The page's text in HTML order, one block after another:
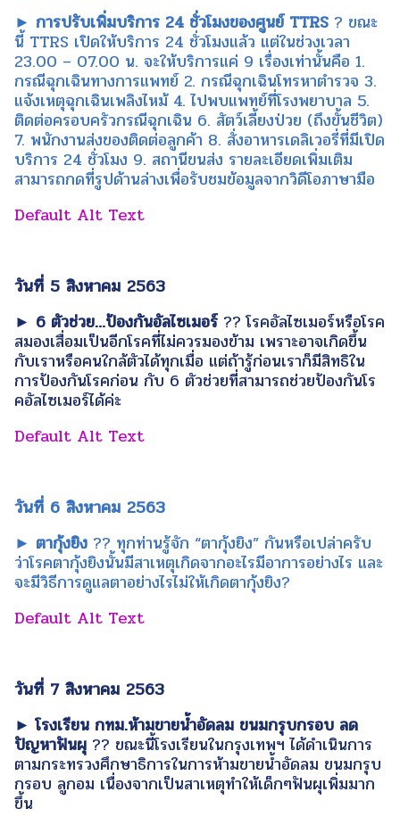
► การปรับเพิ่มบริการ 24 ชั่วโมงของศูนย์ TTRS ? ขณะ
นี้ TTRS เปิดให้บริการ 24 ชั่วโมงแล้ว แต่ในช่วงเวลา
23.00 – 07.00 น. จะให้บริการแค่ 9 เรื่องเท่านั้นคือ 1.
กรณีฉุกเฉินทางการแพทย์ 2. กรณีฉุกเฉินโทรหาตำรวจ 3.
แจ้งเหตุฉุกเฉินเพลิงไหม้ 4. ไปพบแพทย์ที่โรงพยาบาล 5.
ติดต่อครอบครัวกรณีฉุกเฉิน 6. สัตว์เลี้ยงป่วย (ถึงขั้นชีวิต)
7. พนักงานส่งของติดต่อลูกค้า 8. สั่งอาหารเดลิเวอรี่ที่มีเปิด
บริการ 24 ชั่วโมง 9. สถานีขนส่ง รายละเอียดเพิ่มเติม
สามารถกดที่รูปด้านล่างเพื่อรับชมข้อมูลจากวิดีโอภาษามือ
วันที่ 5 สิงหาคม 2563
► 6 ตัวช่วย…ป้องกันอัลไซเมอร์ ?? โรคอัลไซเมอร์หรือโรค
สมองเสื่อมเป็นอีกโรคที่ไม่ควรมองข้าม เพราะอาจเกิดขึ้น
กับเราหรือคนใกล้ตัวได้ทุกเมื่อ แต่ถ้ารู้ก่อนเราก็มีสิทธิใน
การป้องกันโรคก่อน กับ 6 ตัวช่วยที่สามารถช่วยป้องกันโร
คอัลไซเมอร์ได้ค่ะ
วันที่ 6 สิงหาคม 2563
► ตากุ้งยิง ?? ทุกท่านรู้จัก “ตากุ้งยิง” กันหรือเปล่าครับ
ว่าโรคตากุ้งยิงนั้นมีสาเหตุเกิดจากอะไรมีอาการอย่างไร และ
จะมีวิธีการดูแลตาอย่างไรไม่ให้เกิดตากุ้งยิง?
วันที่ 7 สิงหาคม 2563
► โรงเรียน กทม.ห้ามขายน้ำอัดลม ขนมกรุบกรอบ ลด
ปัญหาฟันผุ ?? ขณะนี้โรงเรียนในกรุงเทพฯ ได้ดำเนินการ
ตามกระทรวงศึกษาธิการในการห้ามขายน้ำอัดลม ขนมกรุบ
กรอบ ลูกอม เนื่องจากเป็นสาเหตุทำให้เด็กๆฟันผุเพิ่มมาก
ขึ้น